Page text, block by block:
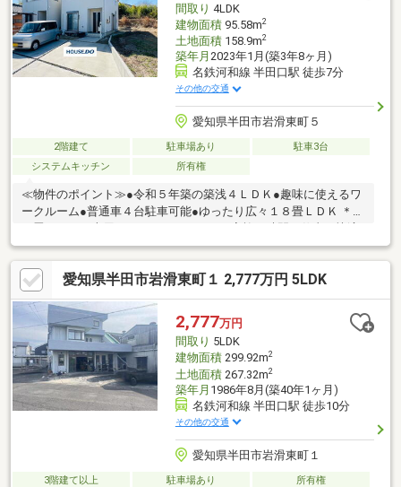
間取り 4LDK
建物面積95.58m2
土地面積158.9m2
築年月 2023年1月(築3年8ヶ月)
名鉄河和線 半田口駅 徒歩7分
その他の交通
愛知県半田市岩滑東町５
2階建て 駐車場あり
駐車3台
システムキッチン
所有権
≪物件のポイント≫●令和５年築の築浅４ＬＤＫ●趣味に使えるワ
ークルーム●普通車４台駐車可能●ゆったり広々１８畳ＬＤＫ ＊１
です。 ≪周辺環境のポイント≫●半田口駅まで徒歩５分●半田中学
校まで徒歩４分●落ち着きある閑静な住宅街 ＊駅まで徒歩５分と
通勤に便利で、中学校も徒歩４分と毎日の通学が安心です。
愛知県半田市岩滑東町１ 2,777万円 5LDK
2,777万円
間取り 5LDK
建物面積299.92m2
土地面積267.32m2
築年月 1986年8月(築40年1ヶ月)
名鉄河和線 半田口駅 徒歩10分
その他の交通
愛知県半田市岩滑東町１
3階建て以上 駐車場あり 所有権